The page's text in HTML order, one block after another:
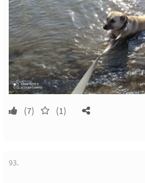
(7) (1)
93.